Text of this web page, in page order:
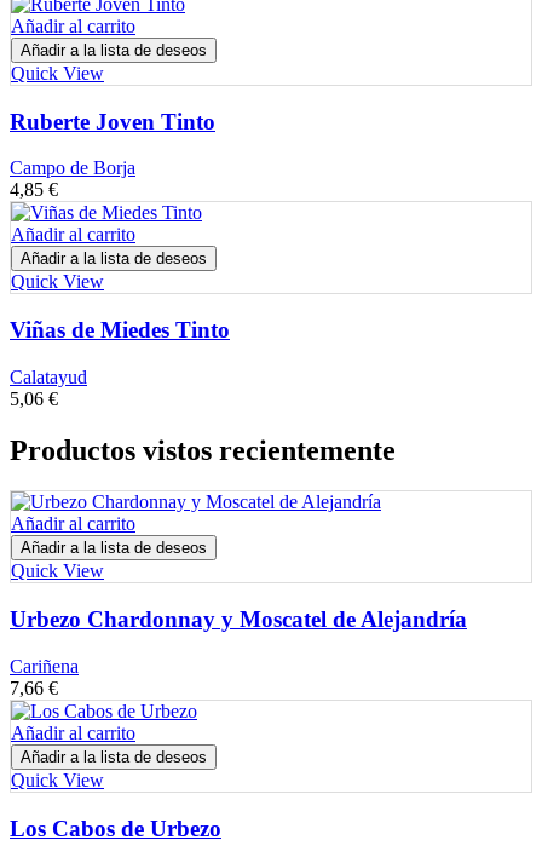
Añadir al carrito
Añadir a la lista de deseos
Quick View
Ruberte Joven Tinto
Campo de Borja
4,85 €
Añadir al carrito
Añadir a la lista de deseos
Quick View
Viñas de Miedes Tinto
Calatayud
5,06 €
Productos vistos recientemente
Añadir al carrito
Añadir a la lista de deseos
Quick View
Urbezo Chardonnay y Moscatel de Alejandría
Cariñena
7,66 €
Añadir al carrito
Añadir a la lista de deseos
Quick View
Los Cabos de Urbezo